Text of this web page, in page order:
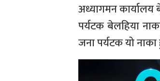
अध्यागमन
पर्यटक बेलहिया
जना पर्यटक यो